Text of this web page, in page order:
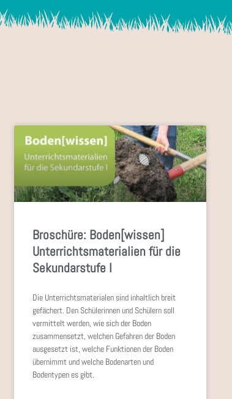
Broschüre: Boden[wissen]
Unterrichtsmaterialien für die
Sekundarstufe I
Die Unterrichtsmaterialen sind inhaltlich breit
gefächert. Den Schülerinnen und Schülern soll
vermittelt werden, wie sich der Boden
zusammensetzt, welchen Gefahren der Boden
ausgesetzt ist, welche Funktionen der Boden
übernimmt und welche Bodenarten und
Bodentypen es gibt.